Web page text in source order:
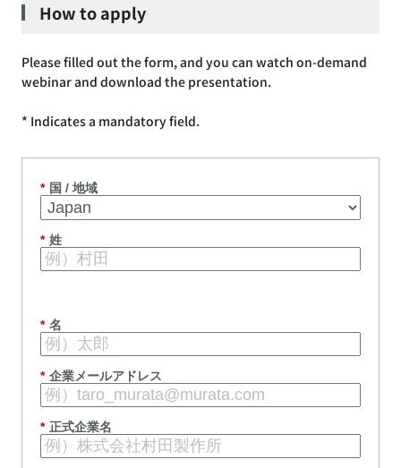
How to apply
Please filled out the form, and you can watch on-demand
webinar and download the presentation.
* Indicates a mandatory field.
* 国 / 地域
* 姓
* 名
* 企業メールアドレス
* 正式企業名